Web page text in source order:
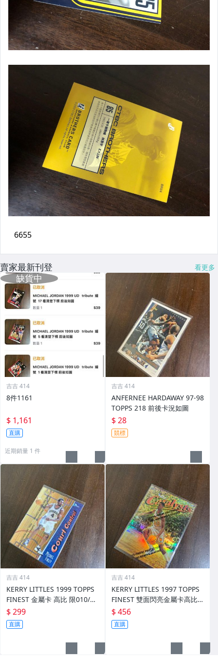
賣家最新刊登 看更多
吉吉 414
8件1161
$ 1,161
直購
近期銷量 1 件
吉吉 414
ANFERNEE HARDAWAY 97-98
TOPPS 218 前後卡況如圖
$ 28
競標
吉吉 414
KERRY LITTLES 1999 TOPPS
FINEST 金屬卡 高比 限010/75
0 前後如圖
$ 299
直購
吉吉 414
KERRY LITTLES 1997 TOPPS
FINEST 雙面閃亮金屬卡高比 R
EF 限135/289 前後如圖
$ 456
直購